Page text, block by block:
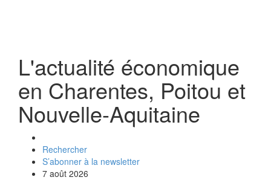
L'actualité économique
en Charentes, Poitou et
Nouvelle-Aquitaine
Rechercher
S’abonner à la newsletter
7 août 2026